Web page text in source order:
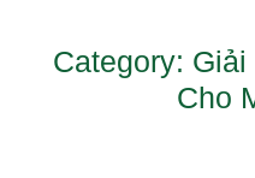
Category:
Cho